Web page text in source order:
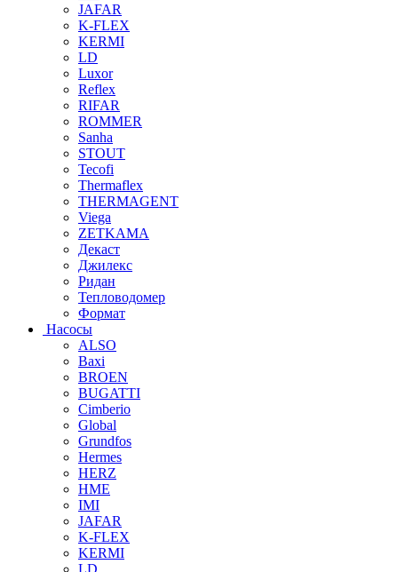
JAFAR
K-FLEX
KERMI
LD
Luxor
Reflex
RIFAR
ROMMER
Sanha
STOUT
Tecofi
Thermaflex
THERMAGENT
Viega
ZETKAMA
Декаст
Джилекс
Ридан
Тепловодомер
Формат
Насосы
ALSO
Baxi
BROEN
BUGATTI
Cimberio
Global
Grundfos
Hermes
HERZ
HME
IMI
JAFAR
K-FLEX
KERMI
LD